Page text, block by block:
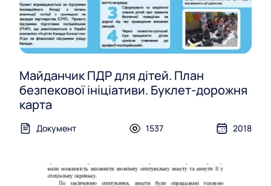
Майданчик ПДР для дітей. План
безпекової ініціативи. Буклет-дорожня
карта
Документ 1537 2018